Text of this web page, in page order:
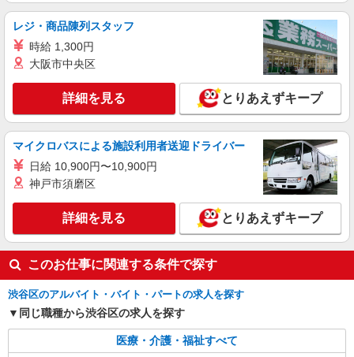
（株）ウィルオブ・ワークCW 新宿支店/ms130101
時給1600円 ◆前払い・日払い・週払いOK
東京都渋谷区
詳細を見る
アルバイト パート 派遣社員 紹介予定派遣
日研トータルソーシング株式会社 メディカルケア事業部/新宿オフィ
介護スタッフ／資格あり or 経験者
時給1,550円〜1,650円 ◆無資格・経験者：時
給1,550円〜 ◆初任者研修・未経験：時給1,550
円〜 ◆初任者研修・経験者：時給1,600円〜 ◆介
護福祉士・経験者：時給1,650円〜 ※経験者は3ヶ
月以上 ※給与幅は経験・能力による ★週払い
OK（規定あり）
東京都渋谷区 【最寄駅】渋谷駅 ★勤務地は
3000ヶ所以上★ 自宅から通いやすいエリアなど、
お好きな勤務地をお選び下さい！！
キープ
レジ・商品陳列スタッフ
時給 1,300円
大阪市中央区
詳細を見る とりあえずキープ
マイクロバスによる施設利用者送迎ドライバー
日給 10,900円〜10,900円
神戸市須磨区
詳細を見る とりあえずキープ
このお仕事に関連する条件で探す
渋谷区のアルバイト・バイト・パートの求人を探す
同じ職種から渋谷区の求人を探す
医療・介護・福祉すべて